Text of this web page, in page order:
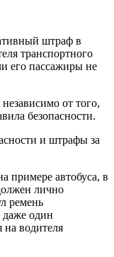
штраф в
транспортного
его пассажиры не
от того,
безопасности.
примере автобуса, в
лично
ремень
даже один
водителя